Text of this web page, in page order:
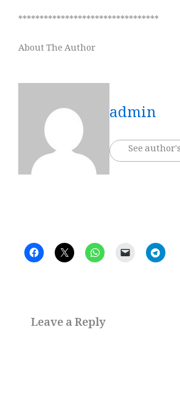
*********************************
About The Author
admin
See
Leave a Reply